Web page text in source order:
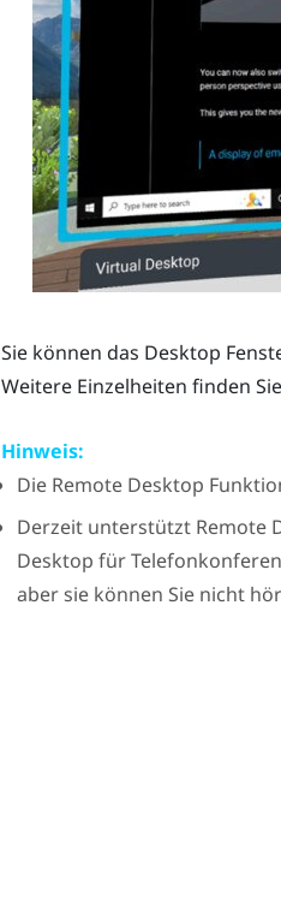
Sie können das Desktop
Weitere Einzelheiten finden
Hinweis:
Die Remote Desktop
Derzeit unterstützt Remote
Desktop für
aber sie können Sie nicht